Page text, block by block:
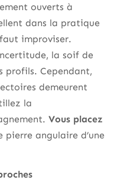
ouverts à
dans la pratique
improviser.
la soif de
profils. Cependant,
demeurent
la
Vous placez
pierre angulaire d’une